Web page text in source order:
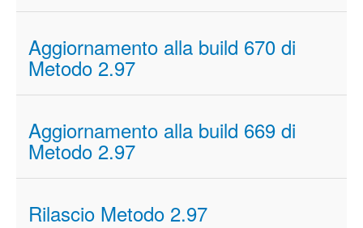
Aggiornamento alla build 670 di
Metodo 2.97
Aggiornamento alla build 669 di
Metodo 2.97
Rilascio Metodo 2.97